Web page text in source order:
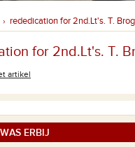
rededication for 2nd.Lt's. T.
for 2nd.Lt's. T.
artikel
ERBIJ